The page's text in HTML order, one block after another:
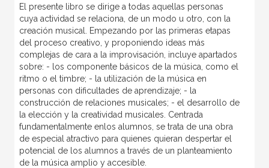
El presente libro se dirige a todas aquellas personas
cuya actividad se relaciona, de un modo u otro, con la
creación musical. Empezando por las primeras etapas
del proceso creativo, y proponiendo ideas más
complejas de cara a la improvisación, incluye apartados
sobre: - los componente básicos de la música, como el
ritmo o el timbre; - la utilización de la música en
personas con dificultades de aprendizaje; - la
construcción de relaciones musicales; - el desarrollo de
la elección y la creatividad musicales. Centrada
fundamentalmente enlos alumnos, se trata de una obra
de especial atractivo para quienes quieran despertar el
potencial de los alumnos a través de un planteamiento
de la música amplio y accesible.